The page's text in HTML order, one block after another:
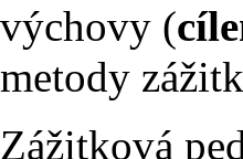
výchovy (
metody
Zážitková